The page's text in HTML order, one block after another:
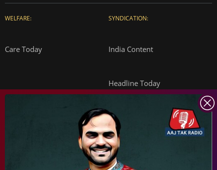
WELFARE:
Care Today
SYNDICATION:
India Content
Headline Today
DAILYO ICHOWK ARCHIVE
DOWNLOAD APP